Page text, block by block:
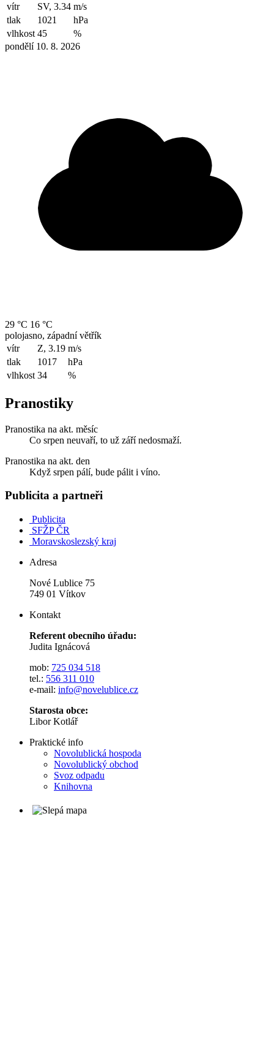
vítr
SV, 3.34 m/s
tlak
1021
hPa
vlhkost 45
%
pondělí 10. 8. 2026
29 °C 16 °C
polojasno, západní větřík
vítr
Z, 3.19 m/s
tlak
1017
hPa
vlhkost 34 %
Pranostiky
Pranostika na akt. měsíc
Co srpen neuvaří, to už září nedosmaží.
Pranostika na akt. den
Když srpen pálí, bude pálit i víno.
Publicita a partneři
Publicita
SFŽP ČR
Moravskoslezský kraj
Adresa
Nové Lublice 75
749 01 Vítkov
Kontakt
Referent obecního úřadu:
Judita Ignácová
mob: 725 034 518
tel.: 556 311 010
e-mail: info@novelublice.cz
Starosta obce:
Libor Kotlář
Praktické info
Novolublická hospoda
Novolublický obchod
Svoz odpadu
Knihovna